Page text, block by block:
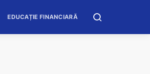
EDUCAȚIE FINANCIARĂ